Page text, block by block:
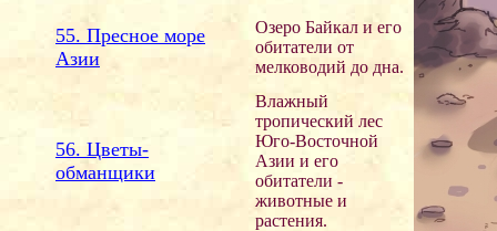
55. Пресное море
Азии
Озеро Байкал и его
обитатели от
мелководий до дна.
56. Цветы-
обманщики
Влажный
тропический лес
Юго-Восточной
Азии и его
обитатели -
животные и
растения.